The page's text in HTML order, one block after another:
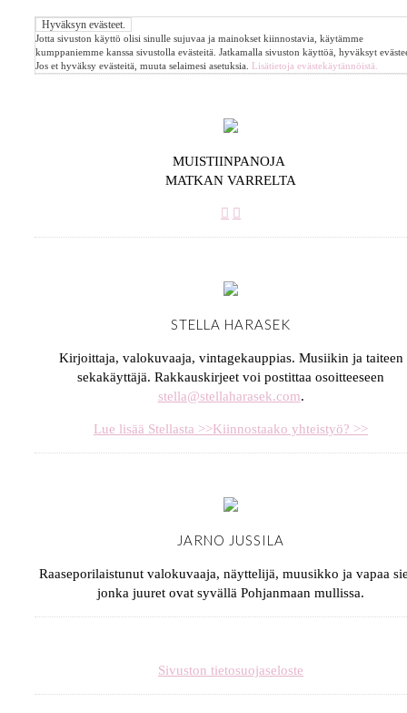
Jotta sivuston käyttö olisi sinulle sujuvaa ja mainokset kiinnostavia, käytämme
kumppaniemme kanssa sivustolla evästeitä. Jatkamalla sivuston käyttöä, hyväksyt
Jos et hyväksy evästeitä, muuta selaimesi asetuksia. Lisätietoja evästekäytännöistä.
MUISTIINPANOJA
MATKAN VARRELTA
STELLA HARASEK
Kirjoittaja, valokuvaaja, vintagekauppias. Musiikin ja taiteen
sekakäyttäjä. Rakkauskirjeet voi postittaa osoitteeseen
stella@stellaharasek.com.
Lue lisää Stellasta >>Kiinnostaako yhteistyö? >>
JARNO JUSSILA
Raaseporilaistunut valokuvaaja, näyttelijä, muusikko ja vapaa
jonka juuret ovat syvällä Pohjanmaan mullissa.
Sivuston tietosuojaseloste